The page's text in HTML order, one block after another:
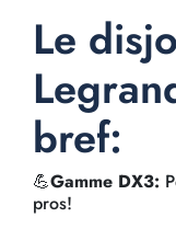
Le
bref:
💪Gamme DX3:
pros!